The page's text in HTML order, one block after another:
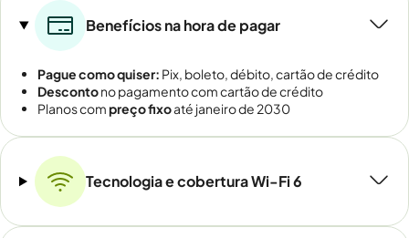
Benefícios na hora de pagar
Pague como quiser: Pix, boleto, débito, cartão de crédito
Descontono pagamento com cartão de crédito
Planos compreço fixoaté janeiro de 2030
Tecnologia e cobertura Wi-Fi 6